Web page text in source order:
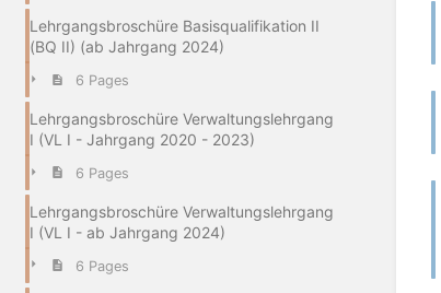
Lehrgangsbroschüre Basisqualifikation II
(BQ II) (ab Jahrgang 2024)
6 Pages
Lehrgangsbroschüre Verwaltungslehrgang
I (VL I - Jahrgang 2020 - 2023)
6 Pages
Lehrgangsbroschüre Verwaltungslehrgang
I (VL I - ab Jahrgang 2024)
6 Pages